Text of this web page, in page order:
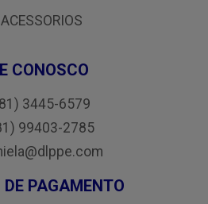
ACESSORIOS
CONOSCO
3445-6579
99403-2785
PAGAMENTO